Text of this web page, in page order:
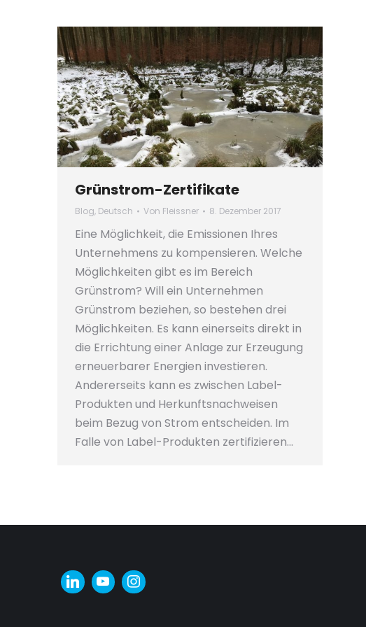
Grünstrom-Zertifikate
Blog, Deutsch Von Fleissner 8. Dezember 2017
Eine Möglichkeit, die Emissionen Ihres
Unternehmens zu kompensieren. Welche
Möglichkeiten gibt es im Bereich
Grünstrom? Will ein Unternehmen
Grünstrom beziehen, so bestehen drei
Möglichkeiten. Es kann einerseits direkt in
die Errichtung einer Anlage zur Erzeugung
erneuerbarer Energien investieren.
Andererseits kann es zwischen Label-
Produkten und Herkunftsnachweisen
beim Bezug von Strom entscheiden. Im
Falle von Label-Produkten zertifizieren…